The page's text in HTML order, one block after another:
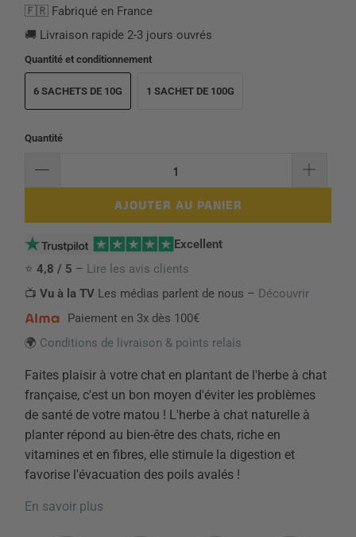
🇫🇷 Fabriqué en France
🚚 Livraison rapide 2-3 jours ouvrés
Quantité et conditionnement
6 SACHETS DE 10G 1 SACHET DE 100G
Quantité
AJOUTER AU PANIER
Excellent
⭐4,8 / 5 – Lire les avis clients
📺Vu à la TV Les médias parlent de nous – Découvrir
Paiement en 3x dès 100€
🌍 Conditions de livraison & points relais
Faites plaisir à votre chat en plantant de l'herbe à chat
française, c'est un bon moyen d'éviter les problèmes
de santé de votre matou ! L'herbe à chat naturelle à
planter répond au bien-être des chats, riche en
vitamines et en fibres, elle stimule la digestion et
favorise l'évacuation des poils avalés !
En savoir plus